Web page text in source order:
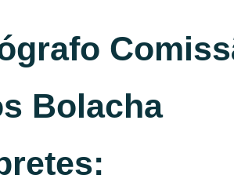
Bolacha